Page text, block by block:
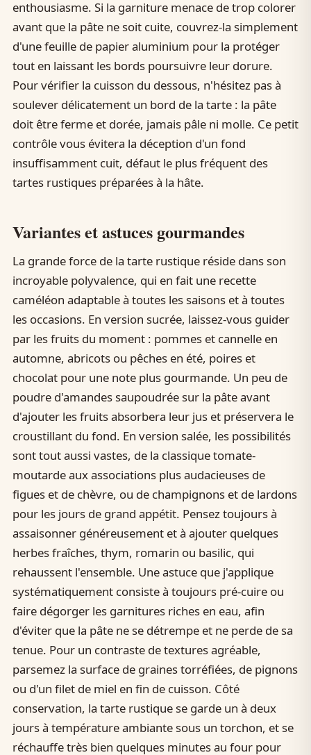
enthousiasme. Si la garniture menace de trop colorer
avant que la pâte ne soit cuite, couvrez-la simplement
d'une feuille de papier aluminium pour la protéger
tout en laissant les bords poursuivre leur dorure.
Pour vérifier la cuisson du dessous, n'hésitez pas à
soulever délicatement un bord de la tarte : la pâte
doit être ferme et dorée, jamais pâle ni molle. Ce petit
contrôle vous évitera la déception d'un fond
insuffisamment cuit, défaut le plus fréquent des
tartes rustiques préparées à la hâte.
Variantes et astuces gourmandes
La grande force de la tarte rustique réside dans son
incroyable polyvalence, qui en fait une recette
caméléon adaptable à toutes les saisons et à toutes
les occasions. En version sucrée, laissez-vous guider
par les fruits du moment : pommes et cannelle en
automne, abricots ou pêches en été, poires et
chocolat pour une note plus gourmande. Un peu de
poudre d'amandes saupoudrée sur la pâte avant
d'ajouter les fruits absorbera leur jus et préservera le
croustillant du fond. En version salée, les possibilités
sont tout aussi vastes, de la classique tomate-
moutarde aux associations plus audacieuses de
figues et de chèvre, ou de champignons et de lardons
pour les jours de grand appétit. Pensez toujours à
assaisonner généreusement et à ajouter quelques
herbes fraîches, thym, romarin ou basilic, qui
rehaussent l'ensemble. Une astuce que j'applique
systématiquement consiste à toujours pré-cuire ou
faire dégorger les garnitures riches en eau, afin
d'éviter que la pâte ne se détrempe et ne perde de sa
tenue. Pour un contraste de textures agréable,
parsemez la surface de graines torréfiées, de pignons
ou d'un filet de miel en fin de cuisson. Côté
conservation, la tarte rustique se garde un à deux
jours à température ambiante sous un torchon, et se
réchauffe très bien quelques minutes au four pour